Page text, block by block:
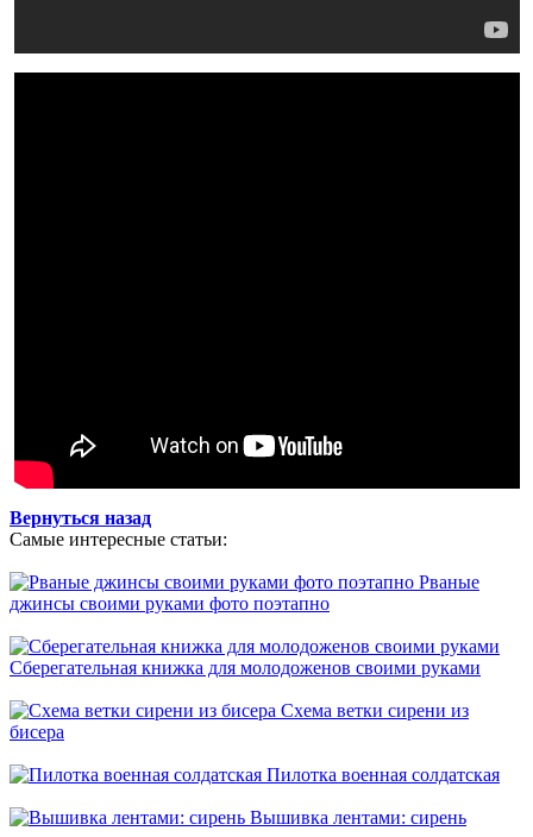
Вернуться назад
Самые интересные статьи:
Рваные
джинсы своими руками фото поэтапно
Сберегательная книжка для молодоженов своими руками
Схема ветки сирени из
бисера
Пилотка военная солдатская
Вышивка лентами: сирень